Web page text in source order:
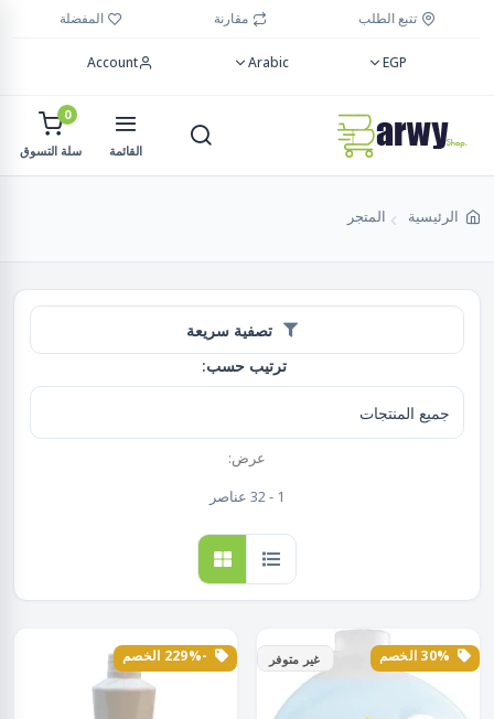
تتبع الطلب مقارنة المفضلة
EGP
Arabic
Account
القائمة
0
سلة التسوق
الرئيسية المتجر
تصفية سريعة
ترتيب حسب:
عرض:
1 - 32 عناصر
غير متوفر -229% الخصم